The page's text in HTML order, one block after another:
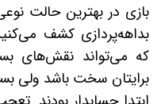
بازی در بهترین حالت
بداهه‌پردازی کشف
که می‌تواند نقش‌های
برایتان سخت باشد ولی